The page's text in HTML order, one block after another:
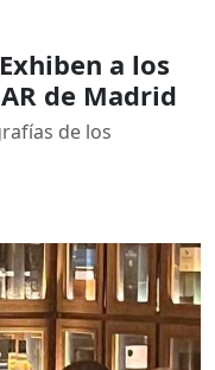
Exhiben a los
de Madrid
de los